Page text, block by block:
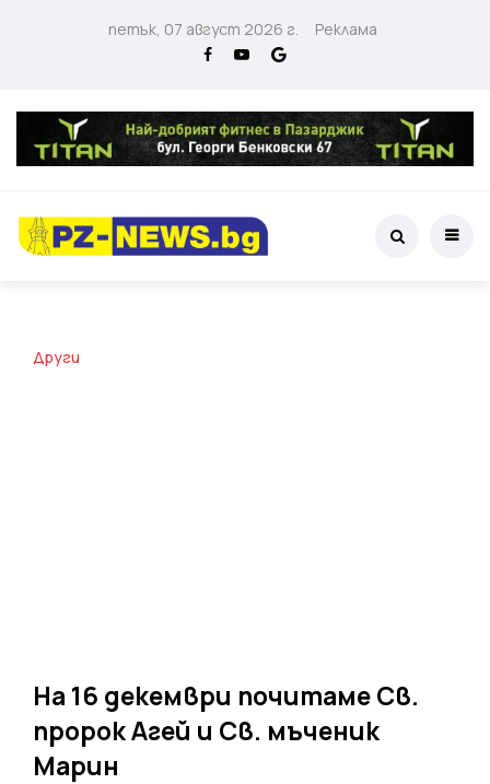
петък, 07 август 2026 г. Реклама
Други
На 16 декември почитаме Св.
пророк Агей и Св. мъченик
Марин